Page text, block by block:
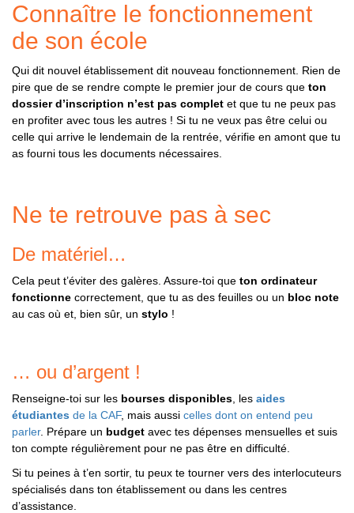
Connaître le fonctionnement
de son école
Qui dit nouvel établissement dit nouveau fonctionnement. Rien de
pire que de se rendre compte le premier jour de cours que ton
dossier d’inscription n’est pas complet et que tu ne peux pas
en profiter avec tous les autres ! Si tu ne veux pas être celui ou
celle qui arrive le lendemain de la rentrée, vérifie en amont que tu
as fourni tous les documents nécessaires.
Ne te retrouve pas à sec
De matériel…
Cela peut t’éviter des galères. Assure-toi que ton ordinateur
fonctionne correctement, que tu as des feuilles ou un bloc note
au cas où et, bien sûr, un stylo !
… ou d’argent !
Renseigne-toi sur les bourses disponibles , les aides
étudiantes de la CAF, mais aussi celles dont on entend peu
parler. Prépare un budget avec tes dépenses mensuelles et suis
ton compte régulièrement pour ne pas être en difficulté.
Si tu peines à t’en sortir, tu peux te tourner vers des interlocuteurs
spécialisés dans ton établissement ou dans les centres
d’assistance.